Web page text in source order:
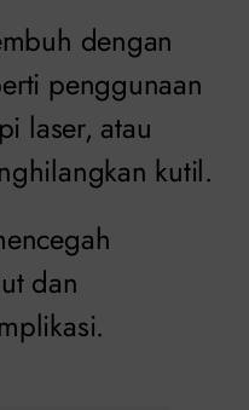
dengan
penggunaan
laser, atau
kutil.
dan